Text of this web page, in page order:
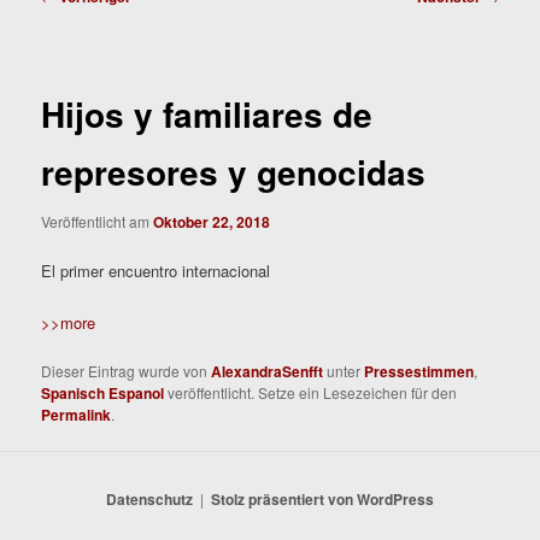
Hijos y familiares de
represores y genocidas
Veröffentlicht amOktober 22, 2018
El primer encuentro internacional
>>more
Dieser Eintrag wurde vonAlexandraSenfftunter Pressestimmen,
Spanisch Espanolveröffentlicht. Setze ein Lesezeichen für den
Permalink.
Datenschutz Stolz präsentiert von WordPress